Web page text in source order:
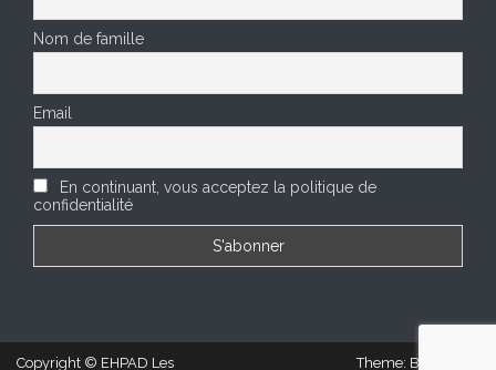
Nom de famille
Email
En continuant, vous acceptez la politique de
confidentialité
Copyright © EHPAD Les Theme: BizCare by